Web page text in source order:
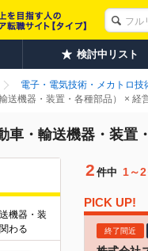
検討中リスト
電子・電気技術・メカトロ技
送機器・装置・各種部品） × 経
車・輸送機器・装置
機器・装
わる
2 件中 1～2
PICK UP!
終了間近